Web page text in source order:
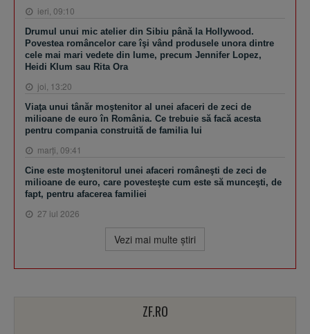
ieri, 09:10
Drumul unui mic atelier din Sibiu până la Hollywood.
Povestea româncelor care îşi vând produsele unora dintre
cele mai mari vedete din lume, precum Jennifer Lopez,
Heidi Klum sau Rita Ora
joi, 13:20
Viaţa unui tânăr moştenitor al unei afaceri de zeci de
milioane de euro în România. Ce trebuie să facă acesta
pentru compania construită de familia lui
marţi, 09:41
Cine este moştenitorul unei afaceri româneşti de zeci de
milioane de euro, care povesteşte cum este să munceşti, de
fapt, pentru afacerea familiei
27 iul 2026
Vezi mai multe ştiri
ZF.RO